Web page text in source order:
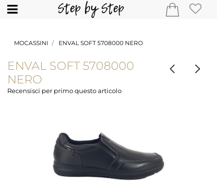
Open
MOCASSINI ENVAL SOFT 5708000 NERO
ENVAL SOFT 5708000
NERO
Recensisci per primo questo articolo